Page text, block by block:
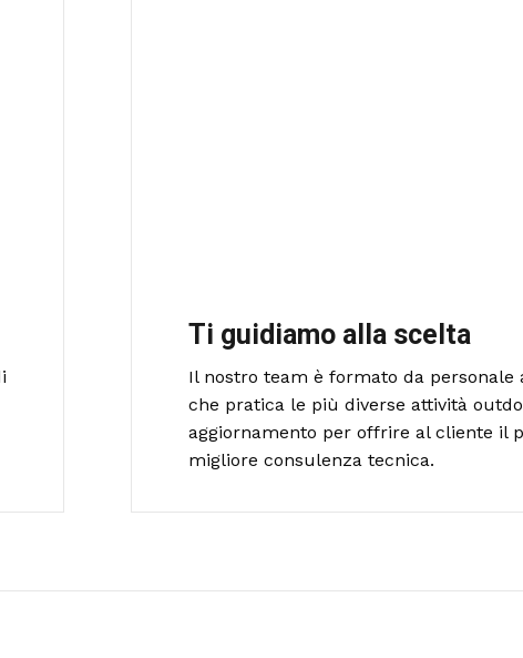
Ti guidiamo alla scelta
Il nostro team è formato da personale
che pratica le più diverse attività
aggiornamento per offrire al cliente il
migliore consulenza tecnica.